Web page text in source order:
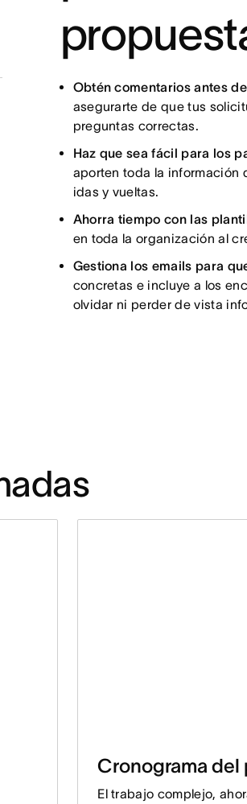
Obtén comentarios antes
asegurarte de que tus
preguntas correctas.
Haz que sea fácil para los
aporten toda la información
idas y vueltas.
Ahorra tiempo con las
en toda la organización al
Gestiona los emails para
concretas e incluye a los
olvidar ni perder de vista
Cronograma
El trabajo complejo,